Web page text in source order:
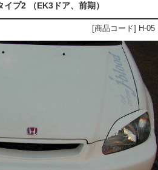
プ2 （EK3ドア、前期）
[商品コード] H-05